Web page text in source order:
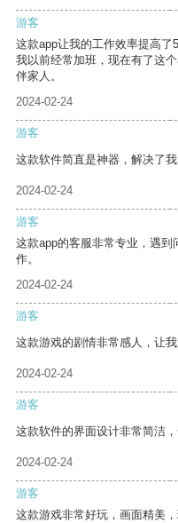
游客
这款app让我的工作效率提高了
我以前经常加班，现在有了这
伴家人。
2024-02-24
游客
这款软件简直是神器，解决了我
2024-02-24
游客
这款app的客服非常专业，遇
作。
2024-02-24
游客
这款游戏的剧情非常感人，让我
2024-02-24
游客
这款软件的界面设计非常简洁，
2024-02-24
游客
这款游戏非常好玩，画面精美